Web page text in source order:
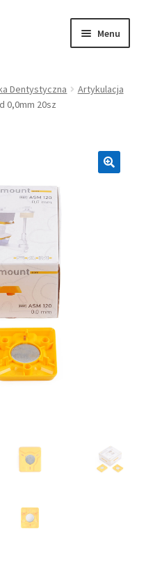
Menu
Dentystyczna
Artykulacja
0,0mm 20sz